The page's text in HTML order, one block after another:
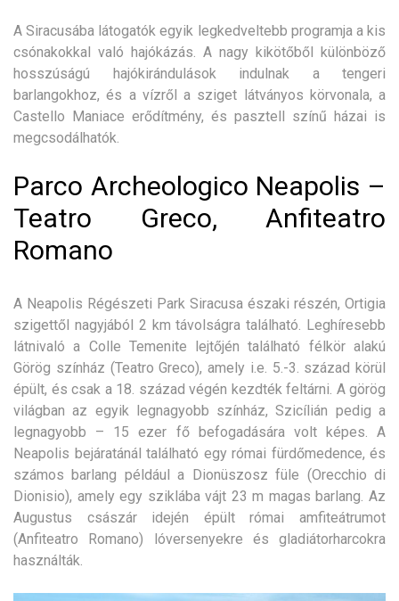
A Siracusába látogatók egyik legkedveltebb programja a kis
csónakokkal való hajókázás. A nagy kikötőből különböző
hosszúságú hajókirándulások indulnak a tengeri
barlangokhoz, és a vízről a sziget látványos körvonala, a
Castello Maniace erődítmény, és pasztell színű házai is
megcsodálhatók.
Parco Archeologico Neapolis –
Teatro Greco, Anfiteatro
Romano
A Neapolis Régészeti Park Siracusa északi részén, Ortigia
szigettől nagyjából 2 km távolságra található. Leghíresebb
látnivaló a Colle Temenite lejtőjén található félkör alakú
Görög színház (Teatro Greco), amely i.e. 5.-3. század körül
épült, és csak a 18. század végén kezdték feltárni. A görög
világban az egyik legnagyobb színház, Szicílián pedig a
legnagyobb – 15 ezer fő befogadására volt képes. A
Neapolis bejáratánál található egy római fürdőmedence, és
számos barlang például a Dionüszosz füle (Orecchio di
Dionisio), amely egy sziklába vájt 23 m magas barlang. Az
Augustus császár idején épült római amfiteátrumot
(Anfiteatro Romano) lóversenyekre és gladiátorharcokra
használták.